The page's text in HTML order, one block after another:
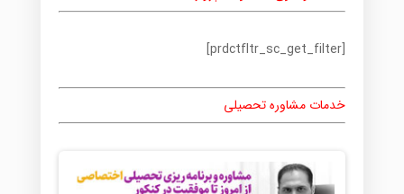
[prdctfltr_sc_get_filter]
خدمات مشاوره تحصیلی